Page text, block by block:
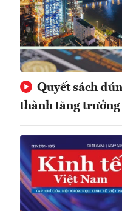
Quyết sách
thành tăng trưởng